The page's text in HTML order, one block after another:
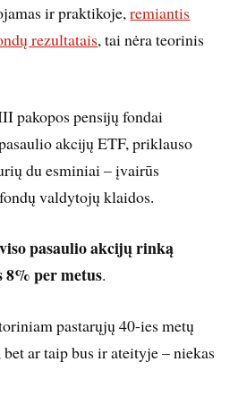
ir praktikoje,remiantis
rezultatais, tai nėra teorinis
pakopos pensijų fondai
akcijų ETF, priklauso
du esminiai – įvairūs
valdytojų klaidos.
viso pasaulio akcijų rinką
8% per metus.
pastarųjų 40-ies metų
ar taip bus ir ateityje – niekas